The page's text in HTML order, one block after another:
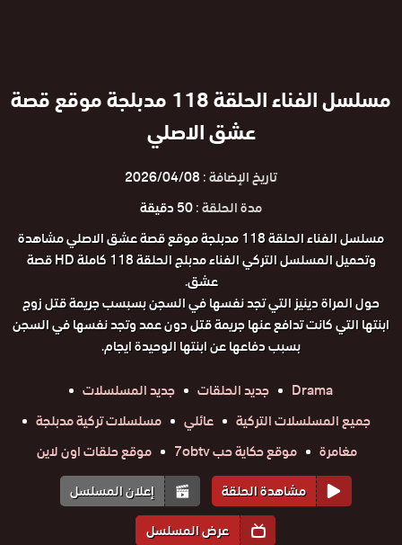
مسلسل الفناء الحلقة 118 مدبلجة موقع قصة
عشق الاصلي
تاريخ الإضافة :2026/04/08
مدة الحلقة :50 دقيقة
مسلسل الفناء الحلقة 118 مدبلجة موقع قصة عشق الاصلي مشاهدة
وتحميل المسلسل التركي الفناء مدبلج الحلقة 118 كاملة HD قصة
عشق.
حول المراة دينيز التي تجد نفسها في السجن بسبسب جريمة قتل زوج
ابنتها التي كانت تدافع عنها جريمة قتل دون عمد وتجد نفسها في السجن
بسبب دفاعها عن ابنتها الوحيدة ايجام.
Drama
جديد الحلقات
جديد المسلسلات
جميع المسلسلات التركية
عائلي
مسلسلات تركية مدبلجة
مغامرة
موقع حكاية حب 7obtv
موقع حلقات اون لاين
مشاهدة الحلقة
إعلان المسلسل
عرض المسلسل